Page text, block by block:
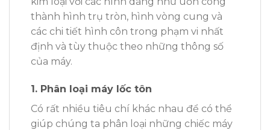
thành hình trụ tròn, hình vòng cung và
các chi tiết hình côn trong phạm vi nhất
định và tùy thuộc theo những thông số
của máy.
1. Phân loại máy lốc tôn
Có rất nhiều tiêu chí khác nhau để có thể
giúp chúng ta phân loại những chiếc máy